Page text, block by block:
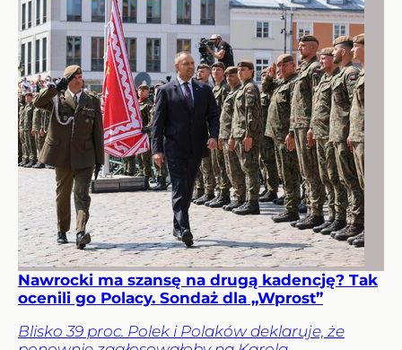
Nawrocki ma szansę na drugą kadencję? Tak
ocenili go Polacy. Sondaż dla „Wprost”
Blisko 39 proc. Polek i Polaków deklaruje, że